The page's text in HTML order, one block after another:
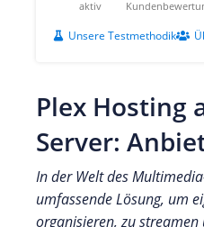
aktiv
Unsere Testmethodik
Plex Hosting
Server:
In der Welt des
umfassende Lösung, um
organisieren, zu